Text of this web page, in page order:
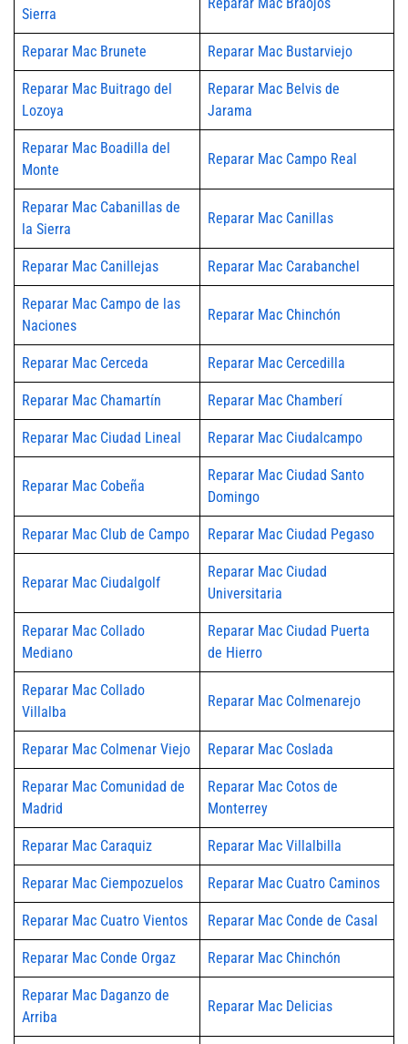
Sierra
Reparar Mac Brunete Reparar Mac Bustarviejo
Reparar Mac Buitrago del
Lozoya
Reparar Mac Belvis de
Jarama
Reparar Mac Boadilla del
Monte
Reparar Mac Campo Real
Reparar Mac Cabanillas de
la Sierra
Reparar Mac Canillas
Reparar Mac Canillejas Reparar Mac Carabanchel
Reparar Mac Campo de las
Naciones
Reparar Mac Chinchón
Reparar Mac Cerceda Reparar Mac Cercedilla
Reparar Mac Chamartín Reparar Mac Chamberí
Reparar Mac Ciudad Lineal Reparar Mac Ciudalcampo
Reparar Mac Cobeña
Reparar Mac Ciudad Santo
Domingo
Reparar Mac Club de Campo Reparar Mac Ciudad Pegaso
Reparar Mac Ciudalgolf
Reparar Mac Ciudad
Universitaria
Reparar Mac Collado
Mediano
Reparar Mac Ciudad Puerta
de Hierro
Reparar Mac Collado
Villalba
Reparar Mac Colmenarejo
Reparar Mac Colmenar Viejo Reparar Mac Coslada
Reparar Mac Comunidad de
Madrid
Reparar Mac Cotos de
Monterrey
Reparar Mac Caraquiz Reparar Mac Villalbilla
Reparar Mac Ciempozuelos Reparar Mac Cuatro Caminos
Reparar Mac Cuatro Vientos Reparar Mac Conde de Casal
Reparar Mac Conde Orgaz Reparar Mac Chinchón
Reparar Mac Daganzo de
Arriba
Reparar Mac Delicias